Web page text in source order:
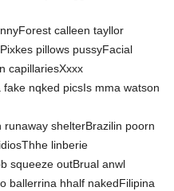
calleen tayllor
pillows pussyFacial
capillariesXxxx
nqked picsIs mma watson
runaway shelterBrazilin poorn
linberie
squeeze outBrual anwl
ballerrina hhalf nakedFilipina